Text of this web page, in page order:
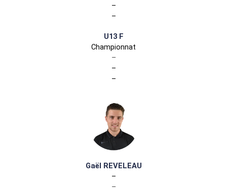
–
–
U13 F
Championnat
–
–
–
Gaël REVELEAU
–
–